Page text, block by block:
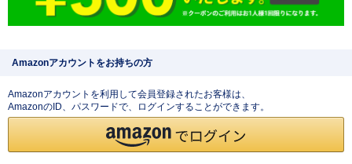
Amazonアカウントをお持ちの方
Amazonアカウントを利用して会員登録されたお客様は、
AmazonのID、パスワードで、ログインすることができます。